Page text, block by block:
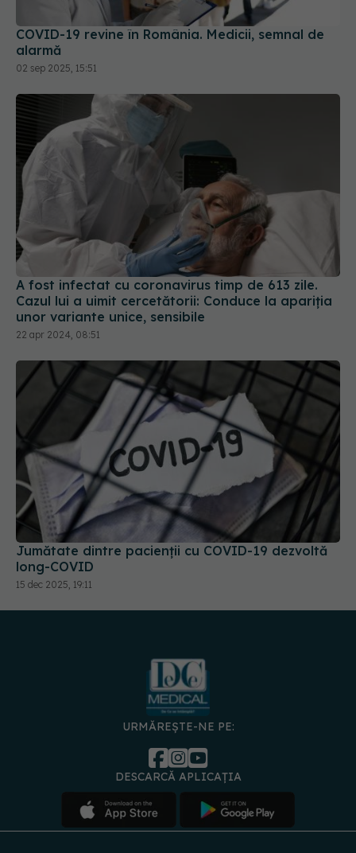
COVID-19 revine în România. Medicii, semnal de
alarmă
02 sep 2025, 15:51
A fost infectat cu coronavirus timp de 613 zile.
Cazul lui a uimit cercetătorii: Conduce la apariția
unor variante unice, sensibile
22 apr 2024, 08:51
Jumătate dintre pacienții cu COVID-19 dezvoltă
long-COVID
15 dec 2025, 19:11
URMĂREȘTE-NE PE:
DESCARCĂ APLICAȚIA